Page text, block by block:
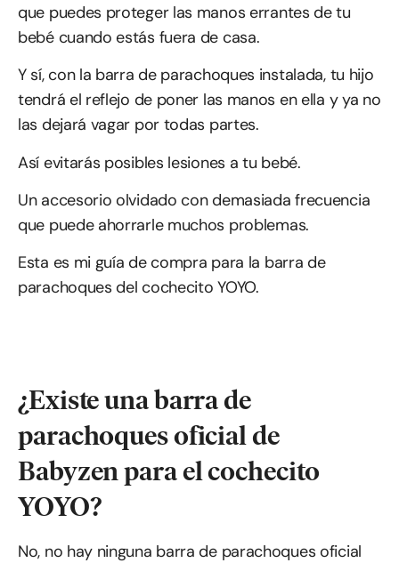
que puedes proteger las manos errantes de tu
bebé cuando estás fuera de casa.
Y sí, con la barra de parachoques instalada, tu hijo
tendrá el reflejo de poner las manos en ella y ya no
las dejará vagar por todas partes.
Así evitarás posibles lesiones a tu bebé.
Un accesorio olvidado con demasiada frecuencia
que puede ahorrarle muchos problemas.
Esta es mi guía de compra para la barra de
parachoques del cochecito YOYO.
¿Existe una barra de
parachoques oficial de
Babyzen para el cochecito
YOYO?
No, no hay ninguna barra de parachoques oficial